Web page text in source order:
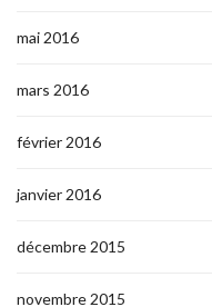
mai 2016
mars 2016
février 2016
janvier 2016
décembre 2015
novembre 2015